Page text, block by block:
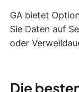
GA bietet
Sie Daten auf
oder
Die